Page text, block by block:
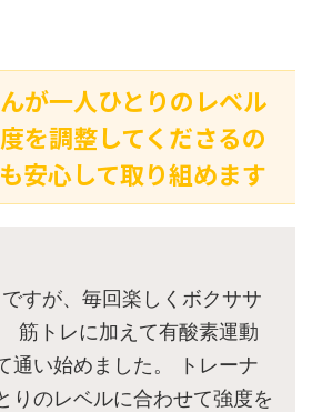
が一人ひとりのレベル
を調整してくださるの
安心して取り組めます
すが、毎回楽しくボクササ
筋トレに加えて有酸素運動
通い始めました。 トレーナ
りのレベルに合わせて強度を